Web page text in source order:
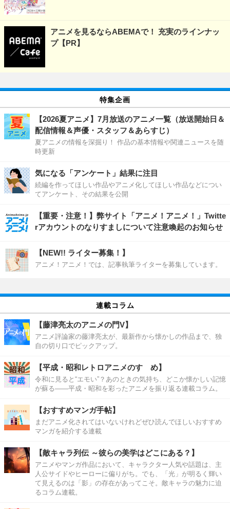
アニメを見るならABEMAで！ 充実のラインナッ
プ【PR】
特集企画
【2026夏アニメ】7月放送のアニメ一覧（放送開始日＆
配信情報＆声優・スタッフ＆あらすじ）
夏アニメの情報を深掘り！ 作品の基本情報や関連ニュースを随
時更新
気になる「アンケート」結果に注目
続編を作ってほしい作品やアニメ化してほしい作品などについ
てアンケート、その結果を公開
【重要・注意！】弊サイト「アニメ！アニメ！」Twitte
rアカウントのなりすましについて注意喚起のお知らせ
【NEW!! ライター募集！】
アニメ！アニメ！では、記事執筆ライターを募集しています。
連載コラム
【藤津亮太のアニメの門V】
アニメ評論家の藤津亮太が、最新作から懐かしの作品まで、独
自の切り口でピックアップ。
【平成・昭和レトロアニメのすゝめ】
令和に見ると“エモい”？あのときの気持ち、どこか懐かしい記憶
が蘇る――平成・昭和を彩ったアニメを振り返る連載コラム。
【おすすめマンガ手帖】
まだアニメ化されてはいないけれどぜひ読んでほしいおすすめ
マンガを紹介する連載
【敵キャラ列伝 ～彼らの美学はどこにある？】
アニメやマンガ作品において、キャラクター人気や話題は、主
人公サイドやヒーローに偏りがち。でも、「光」が明るく輝い
て見えるのは「影」の存在があってこそ。敵キャラの魅力に迫
るコラム連載。